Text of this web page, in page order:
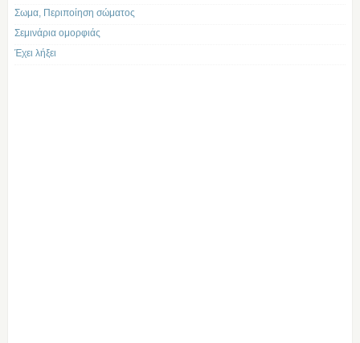
Σωμα, Περιποίηση σώματος
Σεμινάρια ομορφιάς
Έχει λήξει